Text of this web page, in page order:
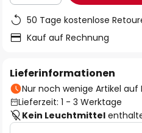
50 Tage kostenlose
Kauf auf Rechnung
Lieferinformationen
Nur noch wenige Artikel auf
Lieferzeit: 1 - 3 Werktage
Kein Leuchtmittel